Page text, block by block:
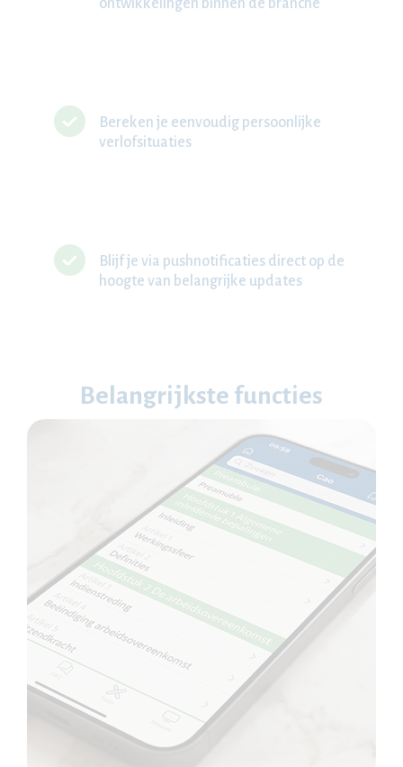
ontwikkelingen binnen de branche
Bereken je eenvoudig persoonlijke
verlofsituaties
Blijf je via pushnotificaties direct op de
hoogte van belangrijke updates
Belangrijkste functies